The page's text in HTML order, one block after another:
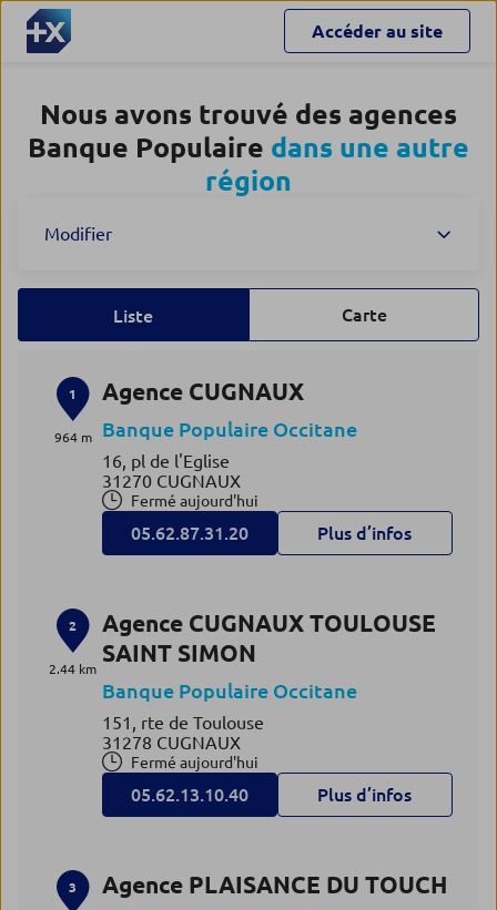
Accéder au site
Nous avons trouvé des agences
Banque Populaire dans une autre
région
Modifier
Liste Carte
1
964 m
Agence CUGNAUX
Banque Populaire Occitane
16, pl de l'Eglise
31270 CUGNAUX
Fermé aujourd'hui
05.62.87.31.20 Plus d’infos
2
2.44 km
Agence CUGNAUX TOULOUSE
SAINT SIMON
Banque Populaire Occitane
151, rte de Toulouse
31278 CUGNAUX
Fermé aujourd'hui
05.62.13.10.40 Plus d’infos
3 Agence PLAISANCE DU TOUCH